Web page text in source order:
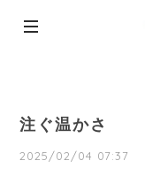
注ぐ温かさ
2025/02/04 07:37